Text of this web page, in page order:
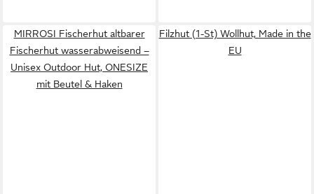
MIRROSI Fischerhut altbarer
Fischerhut wasserabweisend –
Unisex Outdoor Hut, ONESIZE
mit Beutel & Haken
Filzhut (1-St) Wollhut, Made in the
EU